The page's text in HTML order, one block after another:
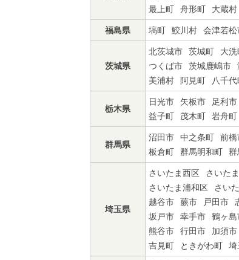
最上町
舟形町 大蔵村
福島県 塙町 鮫川村 会津若松
茨城県
北茨城市 茨城町 大洗
つくば市
茨城鹿嶋市
美浦村
阿見町 八千
栃木県
日光市 矢板市 足利市
益子町
茂木町 岩舟町
群馬県
沼田市 中之条町 前橋
板倉町
群馬明和町 群
埼玉県
さいたま西区 さいた
さいたま浦和区
さい
越谷市
蕨市 戸田市
坂戸市
幸手市 鶴ヶ島
熊谷市
行田市 加須市
吉見町
ときがわ町 埼